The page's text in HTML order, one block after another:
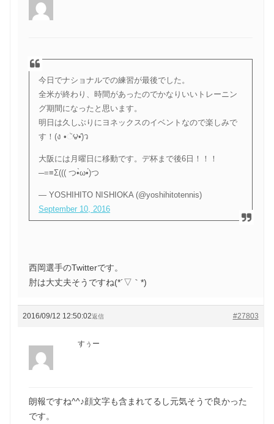
今日でナショナルでの練習が最後でした。
全米が終わり、時間があったのでかなりいいトレーニン
グ期間になったと思います。
明日は久しぶりにヨネックスのイベントなので楽しみで
す！(ง •ૅ౪•᷄)ว
大阪には月曜日に移動です。デ杯まで後6日！！！
─=≡Σ((( つ•̀ω•́)つ
— YOSHIHITO NISHIOKA (@yoshihitotennis)
September 10, 2016
西岡選手のTwitterです。
肘は大丈夫そうですね(*´▽｀*)
2016/09/12 12:50:02 #27803
返信
すぅー
朗報ですね^^♪顔文字も含まれてるし元気そうで良かった
です。